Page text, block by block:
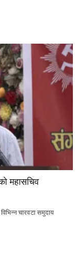
महासचिव
चारवटा समुदाय